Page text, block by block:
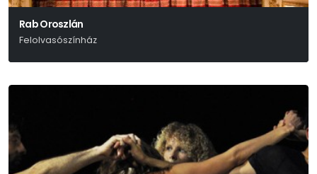
Rab Oroszlán
Felolvasószínház